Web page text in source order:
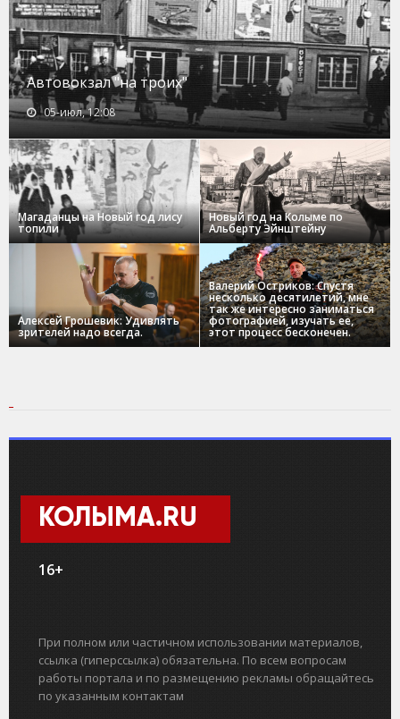
Автовокзал "на троих"
05-июл, 12:08
Магаданцы на Новый год лису
топили
Новый год на Колыме по
Альберту Эйнштейну
Алексей Грошевик: Удивлять
зрителей надо всегда.
Валерий Остриков: Спустя
несколько десятилетий, мне
так же интересно заниматься
фотографией, изучать ее,
этот процесс бесконечен.
КОЛЫМА.RU
16+
При полном или частичном использовании материалов,
ссылка (гиперссылка) обязательна. По всем вопросам
работы портала и по размещению рекламы обращайтесь
по указанным контактам